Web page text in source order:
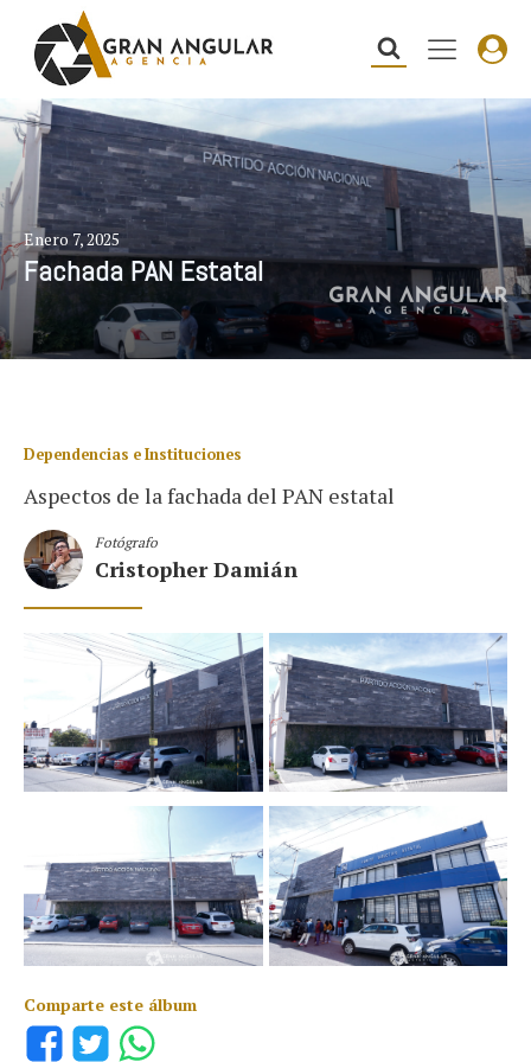
Enero 7, 2025
Fachada PAN Estatal
Dependencias e Instituciones
Aspectos de la fachada del PAN estatal
Fotógrafo
Cristopher Damián
Comparte este álbum